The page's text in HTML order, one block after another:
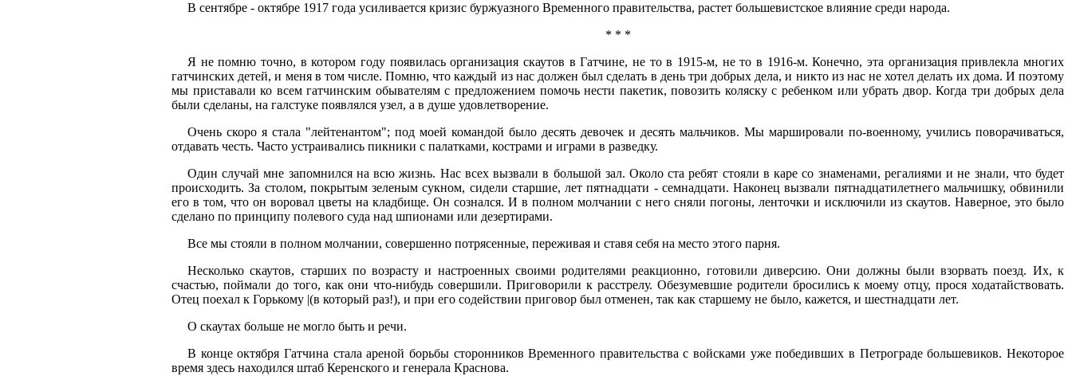
В сентябре - октябре 1917 года усиливается кризис буржуазного Временного правительства, растет большевистское влияние среди народа.
* * *
Я не помню точно, в котором году появилась организация скаутов в Гатчине, не то в 1915-м, не то в 1916-м. Конечно, эта организация привлекла многих
гатчинских детей, и меня в том числе. Помню, что каждый из нас должен был сделать в день три добрых дела, и никто из нас не хотел делать их дома. И поэтому
мы приставали ко всем гатчинским обывателям с предложением помочь нести пакетик, повозить коляску с ребенком или убрать двор. Когда три добрых дела
были сделаны, на галстуке появлялся узел, а в душе удовлетворение.
Очень скоро я стала "лейтенантом"; под моей командой было десять девочек и десять мальчиков. Мы маршировали по-военному, учились поворачиваться,
отдавать честь. Часто устраивались пикники с палатками, кострами и играми в разведку.
Один случай мне запомнился на всю жизнь. Нас всех вызвали в большой зал. Около ста ребят стояли в каре со знаменами, регалиями и не знали, что будет
происходить. За столом, покрытым зеленым сукном, сидели старшие, лет пятнадцати - семнадцати. Наконец вызвали пятнадцатилетнего мальчишку, обвинили
его в том, что он воровал цветы на кладбище. Он сознался. И в полном молчании с него сняли погоны, ленточки и исключили из скаутов. Наверное, это было
сделано по принципу полевого суда над шпионами или дезертирами.
Все мы стояли в полном молчании, совершенно потрясенные, переживая и ставя себя на место этого парня.
Несколько скаутов, старших по возрасту и настроенных своими родителями реакционно, готовили диверсию. Они должны были взорвать поезд. Их, к
счастью, поймали до того, как они что-нибудь совершили. Приговорили к расстрелу. Обезумевшие родители бросились к моему отцу, прося ходатайствовать.
Отец поехал к Горькому |(в который раз!), и при его содействии приговор был отменен, так как старшему не было, кажется, и шестнадцати лет.
О скаутах больше не могло быть и речи.
В конце октября Гатчина стала ареной борьбы сторонников Временного правительства с войсками уже победивших в Петрограде большевиков. Некоторое
время здесь находился штаб Керенского и генерала Краснова.